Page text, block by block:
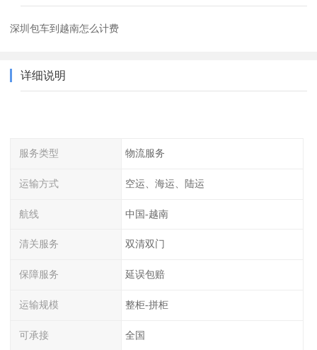
深圳包车到越南怎么计费
详细说明
服务类型 物流服务
运输方式 空运、海运、陆运
航线 中国-越南
清关服务 双清双门
保障服务 延误包赔
运输规模 整柜-拼柜
可承接 全国